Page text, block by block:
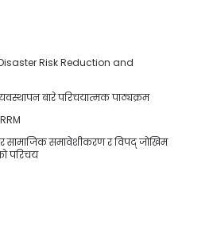
Risk Reduction and
बारे परिचयात्मक पाठ्यक्रम
सामाजिक समावेशीकरण र विपद् जोखिम
परिचय